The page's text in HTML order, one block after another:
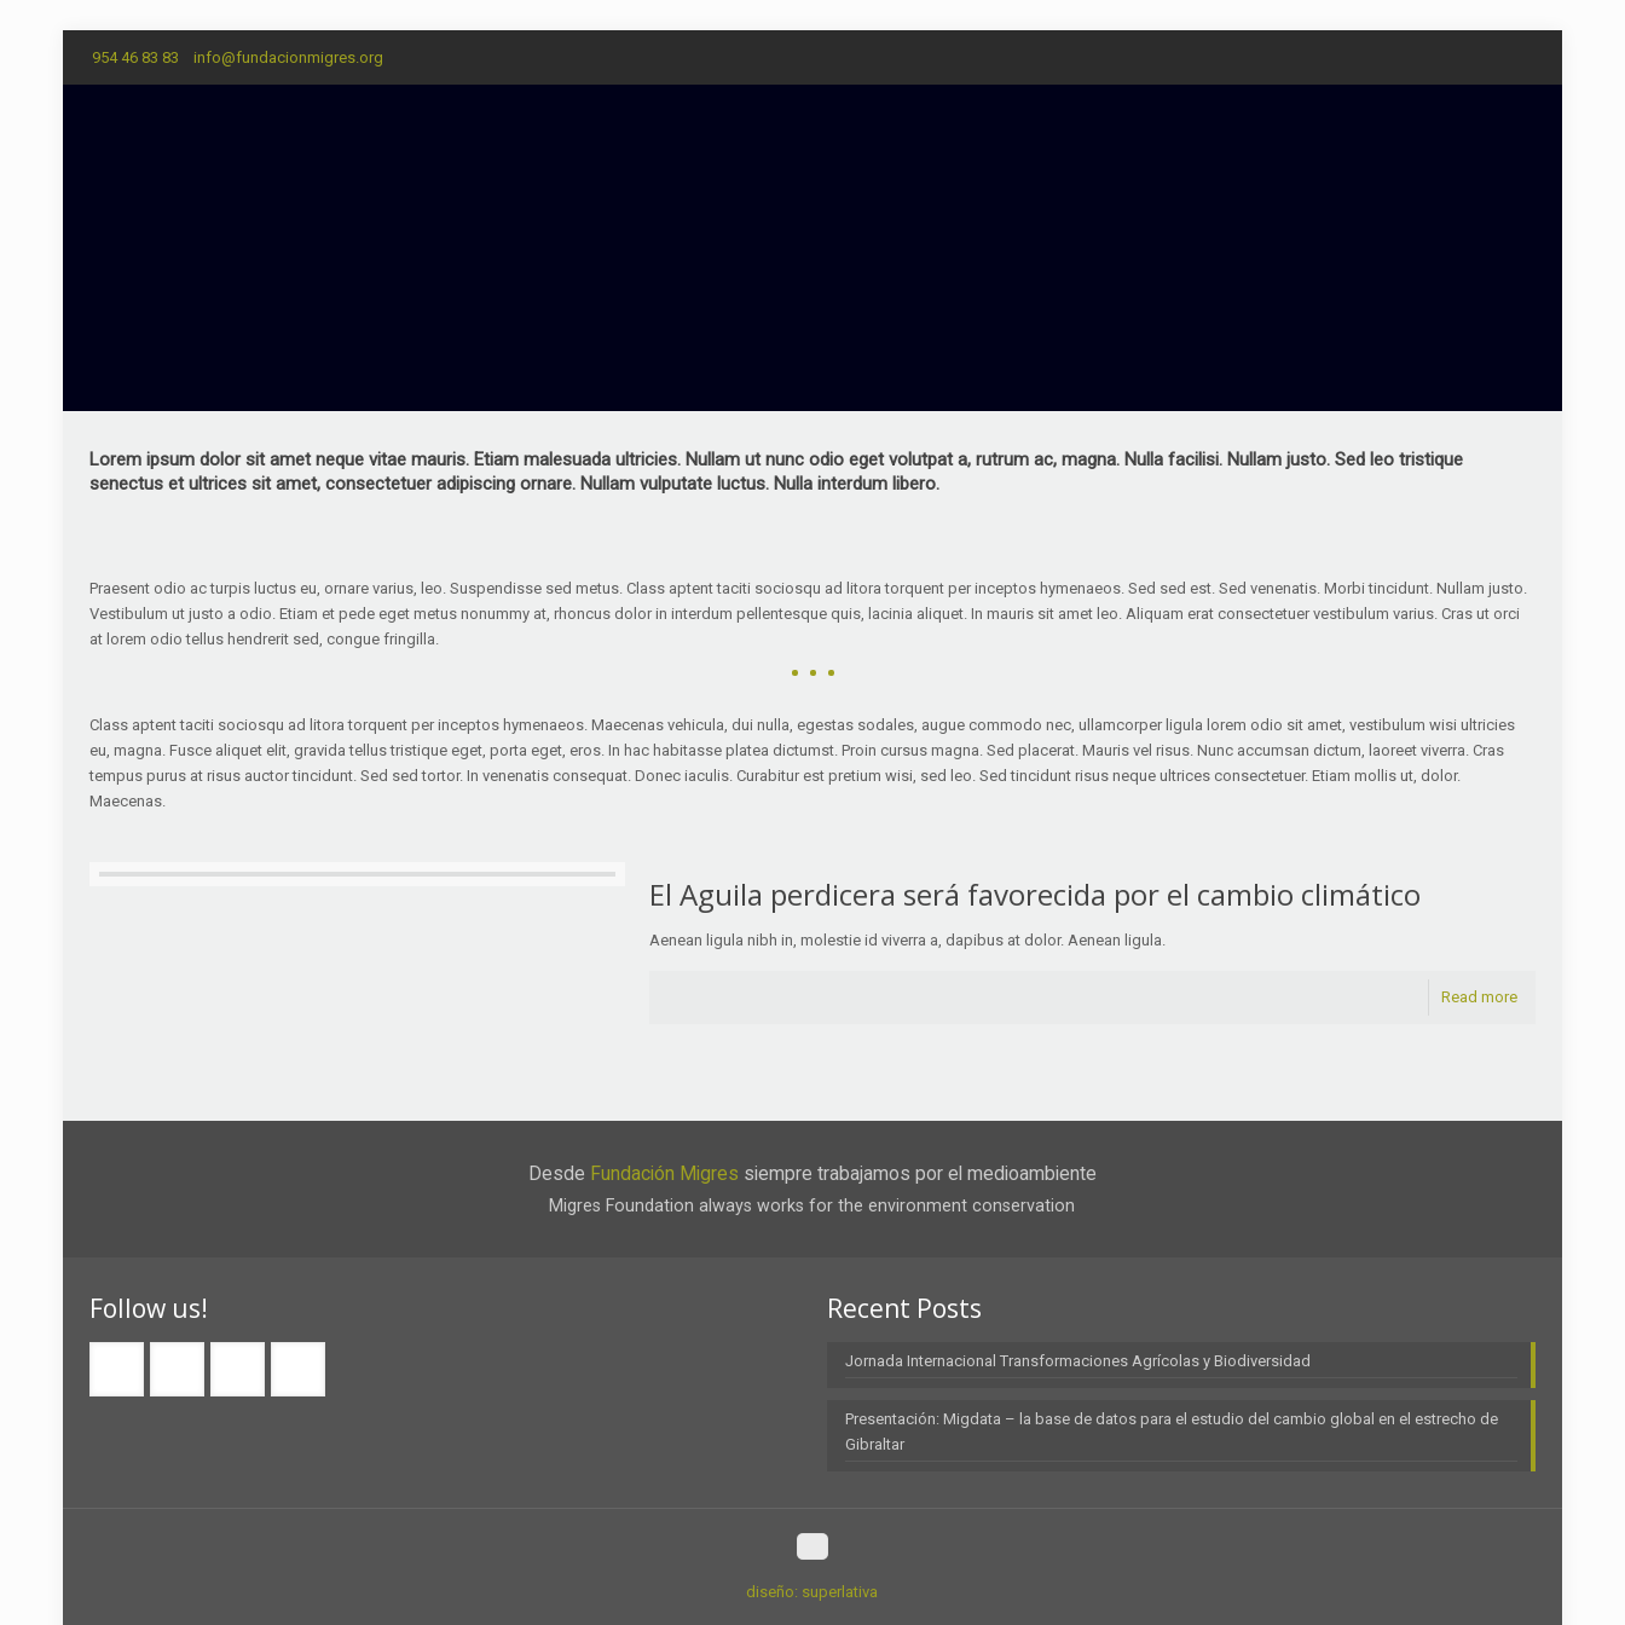
954 46 83 83 info@fundacionmigres.org
Lorem ipsum dolor sit amet neque vitae mauris. Etiam malesuada ultricies. Nullam ut nunc odio eget volutpat a, rutrum ac, magna. Nulla facilisi. Nullam justo. Sed leo tristique
senectus et ultrices sit amet, consectetuer adipiscing ornare. Nullam vulputate luctus. Nulla interdum libero.
Praesent odio ac turpis luctus eu, ornare varius, leo. Suspendisse sed metus. Class aptent taciti sociosqu ad litora torquent per inceptos hymenaeos. Sed sed est. Sed venenatis. Morbi tincidunt. Nullam justo.
Vestibulum ut justo a odio. Etiam et pede eget metus nonummy at, rhoncus dolor in interdum pellentesque quis, lacinia aliquet. In mauris sit amet leo. Aliquam erat consectetuer vestibulum varius. Cras ut orci
at lorem odio tellus hendrerit sed, congue fringilla.
Class aptent taciti sociosqu ad litora torquent per inceptos hymenaeos. Maecenas vehicula, dui nulla, egestas sodales, augue commodo nec, ullamcorper ligula lorem odio sit amet, vestibulum wisi ultricies
eu, magna. Fusce aliquet elit, gravida tellus tristique eget, porta eget, eros. In hac habitasse platea dictumst. Proin cursus magna. Sed placerat. Mauris vel risus. Nunc accumsan dictum, laoreet viverra. Cras
tempus purus at risus auctor tincidunt. Sed sed tortor. In venenatis consequat. Donec iaculis. Curabitur est pretium wisi, sed leo. Sed tincidunt risus neque ultrices consectetuer. Etiam mollis ut, dolor.
Maecenas.
El Aguila perdicera será favorecida por el cambio climático
Aenean ligula nibh in, molestie id viverra a, dapibus at dolor. Aenean ligula.
Read more
Desde Fundación Migres siempre trabajamos por el medioambiente
Migres Foundation always works for the environment conservation
Follow us! Recent Posts
Jornada Internacional Transformaciones Agrícolas y Biodiversidad
Presentación: Migdata – la base de datos para el estudio del cambio global en el estrecho de
Gibraltar
diseño: superlativa